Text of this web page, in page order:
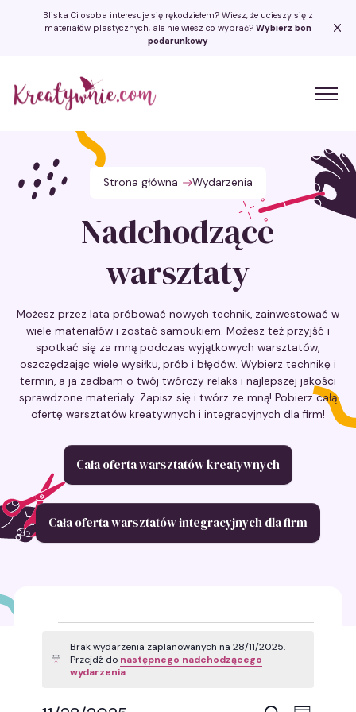
Bliska Ci osoba interesuje się rękodziełem? Wiesz, że ucieszy się z
materiałów plastycznych, ale nie wiesz co wybrać? Wybierz bon
podarunkowy
Kreatywnie.com
Strona główna Wydarzenia
Nadchodzące
warsztaty
Możesz przez lata próbować nowych technik, zainwestować w
wiele materiałów i zostać samoukiem. Możesz też przyjść i
spotkać się za mną podczas wyjątkowych warsztatów,
oszczędzając wiele wysiłku, prób i błędów. Wybierz technikę i
termin, a ja zadbam o twój twórczy relaks i najlepszej jakości
sprawdzone materiały. Zapisz się i twórz ze mną! Pobierz całą
ofertę warsztatów kreatywnych i integracyjnych dla firm!
Cała oferta warsztatów kreatywnych
Cała oferta warsztatów integracyjnych dla firm
Wydarzenia
for
Powiadomienie
Brak wydarzenia zaplanowanych na 28/11/2025.
Przejdź do następnego nadchodzącego
wydarzenia.